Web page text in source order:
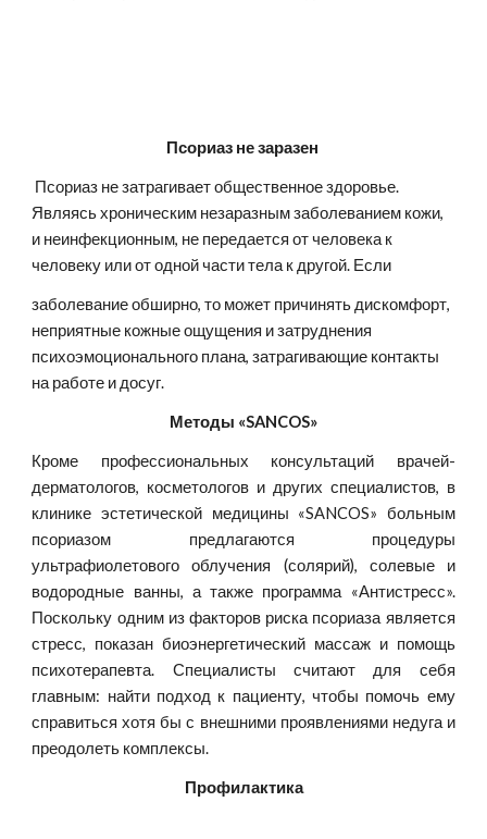
Псориаз не заразен
Являясь хроническим незаразным заболеванием кожи,
и неинфекционным, не передается от человека к
человеку или от одной части тела к другой. Если
заболевание обширно, то может причинять дискомфорт,
неприятные кожные ощущения и затруднения
психоэмоционального плана, затрагивающие контакты
на работе и досуг.
Методы «SANCOS»
Кроме профессиональных консультаций врачей-
дерматологов, косметологов и других специалистов, в
клинике эстетической медицины «SANCOS» больным
псориазом предлагаются процедуры
ультрафиолетового облучения (солярий), солевые и
водородные ванны, а также программа «Антистресс».
Поскольку одним из факторов риска псориаза является
стресс, показан биоэнергетический массаж и помощь
психотерапевта. Специалисты считают для себя
главным: найти подход к пациенту, чтобы помочь ему
справиться хотя бы с внешними проявлениями недуга и
преодолеть комплексы.
Профилактика